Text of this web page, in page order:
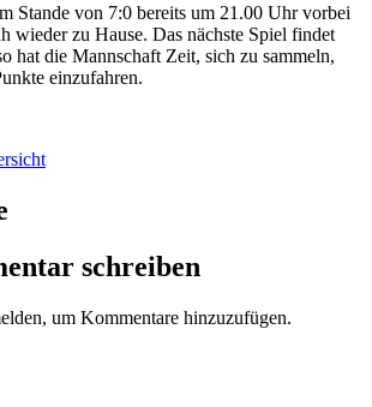
Stande von 7:0 bereits um 21.00 Uhr vorbei
wieder zu Hause. Das nächste Spiel findet
hat die Mannschaft Zeit, sich zu sammeln,
einzufahren.
schreiben
um Kommentare hinzuzufügen.